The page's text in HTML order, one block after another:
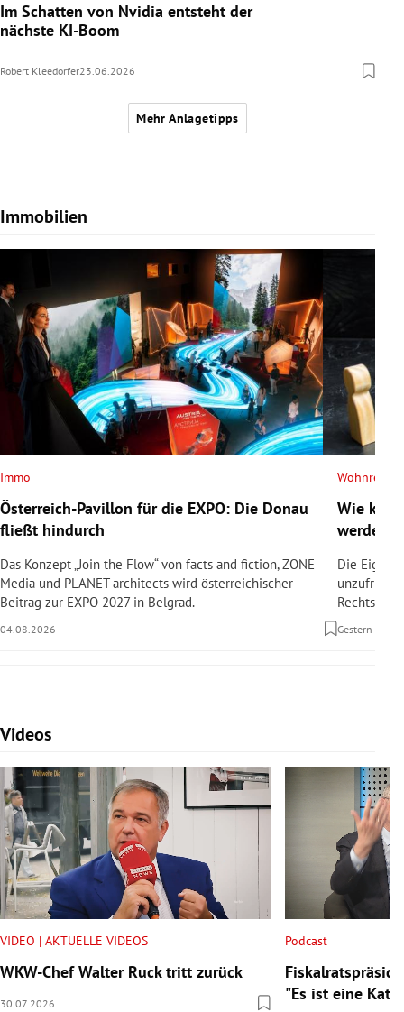
Im Schatten von Nvidia entsteht der
nächste KI-Boom
Robert Kleedorfer23.06.2026
Mehr Anlagetipps
Immobilien
Slide 1 von 7
Immo
Österreich-Pavillon für die EXPO: Die Donau
fließt hindurch
Das Konzept „Join the Flow“ von facts and fiction, ZONE
Media und PLANET architects wird österreichischer
Beitrag zur EXPO 2027 in Belgrad.
04.08.2026
Wohnrecht
Wie
werden?
Die
Gestern
Videos
Slide 1 von 7
VIDEO | AKTUELLE VIDEOS
WKW-Chef Walter Ruck tritt zurück
30.07.2026
Podcast
"Es ist eine